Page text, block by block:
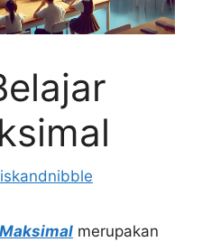
merupakan